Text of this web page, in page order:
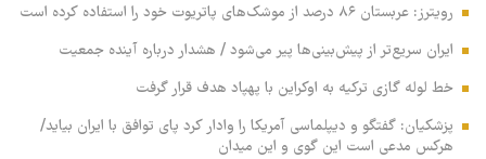
رویترز: عربستان ۸۶ درصد از موشک‌های پاتریوت خود را استفاده کرده است
ایران سریع‌تر از پیش‌بینی‌ها پیر می‌شود / هشدار درباره آینده جمعیت
خط لوله گازی ترکیه به اوکراین با پهپاد هدف قرار گرفت
پزشکیان: گفتگو و دیپلماسی آمریکا را وادار کرد پای توافق با ایران بیاید/
هرکس مدعی است این گوی و این میدان